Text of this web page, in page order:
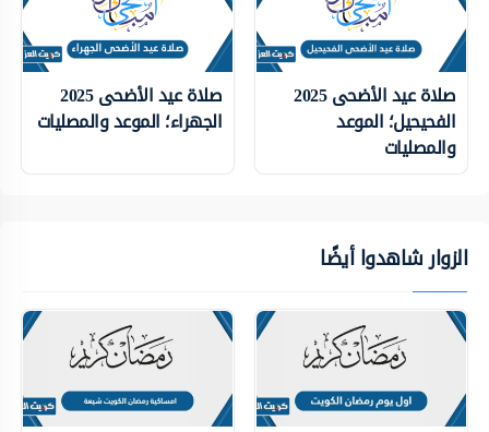
صلاة عيد الأضحى 2025
الفحيحيل؛ الموعد
والمصليات
صلاة عيد الأضحى 2025
الجهراء؛ الموعد والمصليات
الزوار شاهدوا أيضًا